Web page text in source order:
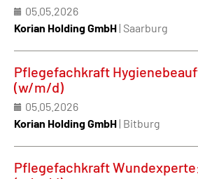
05.05.2026
Korian Holding GmbH| Saarburg
Pflegefachkraft
(w/m/d)
05.05.2026
Korian Holding GmbH| Bitburg
Pflegefachkraft